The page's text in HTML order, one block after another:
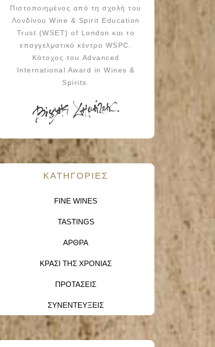
Πιστοποιημένος από τη σχολή του
Λονδίνου Wine & Spirit Education
Trust (WSET) of London και το
επαγγελματικό κέντρο WSPC.
Κάτοχος του Advanced
International Award in Wines &
Spirits.
KΑΤΗΓΟΡΙΕΣ
FINE WINES
TASTINGS
ΑΡΘΡΑ
ΚΡΑΣΙ ΤΗΣ ΧΡΟΝΙΑΣ
ΠΡΟΤΑΣΕΙΣ
ΣΥΝΕΝΤΕΥΞΕΙΣ